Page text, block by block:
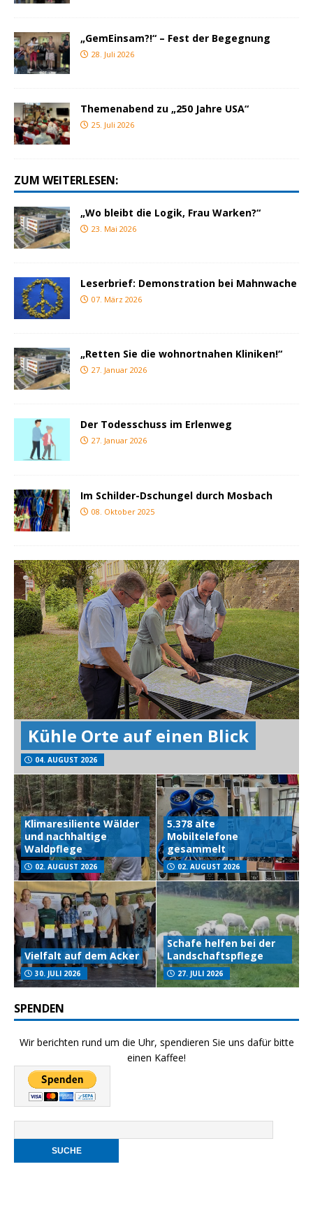
„GemEinsam?!“ – Fest der Begegnung
28. Juli 2026
Themenabend zu „250 Jahre USA“
25. Juli 2026
ZUM WEITERLESEN:
„Wo bleibt die Logik, Frau Warken?“
23. Mai 2026
Leserbrief: Demonstration bei Mahnwache
07. März 2026
„Retten Sie die wohnortnahen Kliniken!“
27. Januar 2026
Der Todesschuss im Erlenweg
27. Januar 2026
Im Schilder-Dschungel durch Mosbach
08. Oktober 2025
Kühle Orte auf einen Blick
04. AUGUST 2026
Klimaresiliente Wälder
und nachhaltige
Waldpflege
02. AUGUST 2026
5.378 alte
Mobiltelefone
gesammelt
02. AUGUST 2026
Vielfalt auf dem Acker
30. JULI 2026
Schafe helfen bei der
Landschaftspflege
27. JULI 2026
SPENDEN
Wir berichten rund um die Uhr, spendieren Sie uns dafür bitte
einen Kaffee!